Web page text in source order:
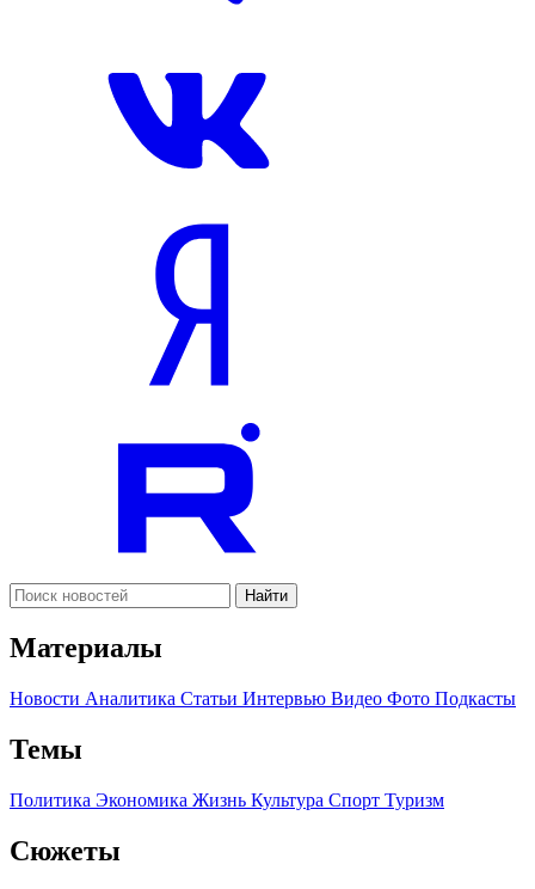
Найти
Материалы
Новости Аналитика Статьи Интервью Видео Фото Подкасты
Темы
Политика Экономика Жизнь Культура Спорт Туризм
Сюжеты